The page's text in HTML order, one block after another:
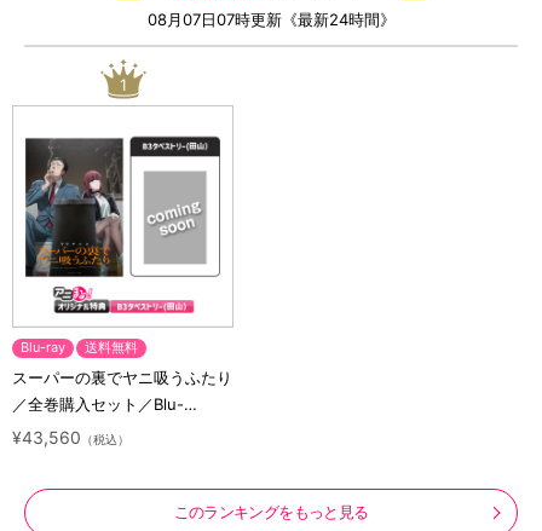
08月07日07時更新《最新24時間》
1
Blu-ray 送料無料
スーパーの裏でヤニ吸うふたり
／全巻購入セット／Blu-
ray（アニまるっ！オリジナル
¥43,560 （税込）
このランキングをもっと見る